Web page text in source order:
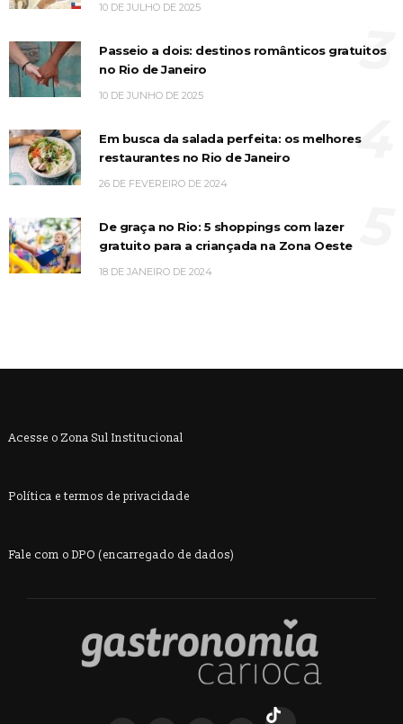
10 DE JULHO DE 2025
Passeio a dois: destinos românticos gratuitos
no Rio de Janeiro
10 DE JUNHO DE 2025
3
Em busca da salada perfeita: os melhores
restaurantes no Rio de Janeiro
26 DE FEVEREIRO DE 2024
4
De graça no Rio: 5 shoppings com lazer
gratuito para a criançada na Zona Oeste
18 DE JANEIRO DE 2024
Acesse o Zona Sul Institucional
Política e termos de privacidade
Fale com o DPO (encarregado de dados)